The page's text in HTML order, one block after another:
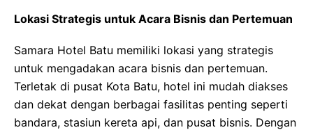
Lokasi Strategis untuk Acara Bisnis dan Pertemuan
Samara Hotel Batu memiliki lokasi yang strategis
untuk mengadakan acara bisnis dan pertemuan.
Terletak di pusat Kota Batu, hotel ini mudah diakses
dan dekat dengan berbagai fasilitas penting seperti
bandara, stasiun kereta api, dan pusat bisnis. Dengan